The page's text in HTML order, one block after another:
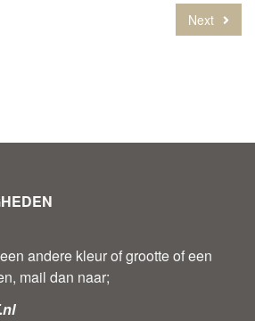
Next
andere kleur of grootte of een
mail dan naar;